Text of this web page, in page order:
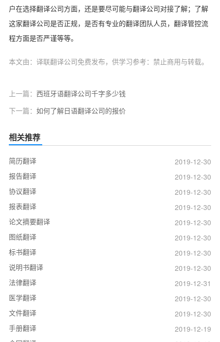
户在选择翻译公司方面，还是要尽可能与翻译公司对接了解；了解
这家翻译公司是否正规，是否有专业的翻译团队人员，翻译管控流
程方面是否严谨等等。
本文由：译联翻译公司免费发布，供学习参考：禁止商用与转载。
上一篇： 西班牙语翻译公司千字多少钱
下一篇： 如何了解日语翻译公司的报价
相关推荐
简历翻译
2019-12-30
报告翻译
2019-12-30
协议翻译
2019-12-30
报表翻译
2019-12-30
论文摘要翻译
2019-12-30
图纸翻译
2019-12-30
标书翻译
2019-12-30
说明书翻译
2019-12-30
法律翻译
2019-12-31
医学翻译
2019-12-30
文件翻译
2019-12-30
手册翻译
2019-12-19